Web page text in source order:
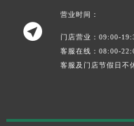

营业时间：
门店营业：09:00-
客服在线：08:00-
客服及门店节假日不